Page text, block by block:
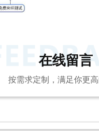
在线留言
按需求定制，满足你更